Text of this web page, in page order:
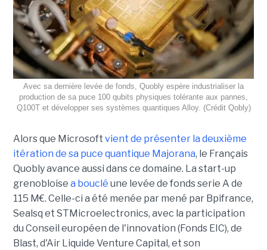
Avec sa dernière levée de fonds, Quobly espère industrialiser la
production de sa puce 100 qubits physiques tolérante aux pannes,
Q100T et développer ses systèmes quantiques Alloy. (Crédit Qobly)
Alors que Microsoft vient de présenter la deuxième
itération de sa puce quantique Majorana, le Français
Quobly avance aussi dans ce domaine. La start-up
grenobloise a bouclé une levée de fonds serie A de
115 M€. Celle-ci a été menée par mené par Bpifrance,
Sealsq et STMicroelectronics, avec la participation
du Conseil européen de l'innovation (Fonds EIC), de
Blast, d'Air Liquide Venture Capital, et son